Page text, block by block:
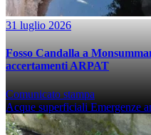
31 luglio 2026
Fosso Candalla a
accertamenti ARPAT
Comunicato stampa
Acque superficiali Emergenze